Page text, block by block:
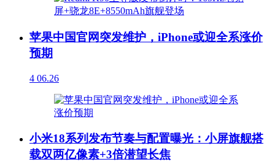
苹果中国官网突发维护，iPhone或迎全系涨价
预期
4 06.26
小米18系列发布节奏与配置曝光：小屏旗舰搭
载双两亿像素+3倍潜望长焦